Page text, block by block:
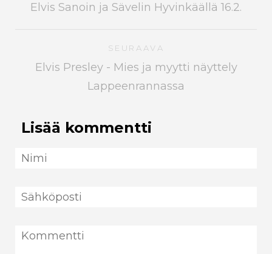
Elvis Sanoin ja Sävelin Hyvinkäällä 16.2.
SEURAAVA
Elvis Presley - Mies ja myytti näyttely
Lappeenrannassa
Lisää kommentti